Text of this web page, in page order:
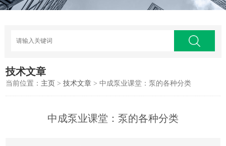
技术文章
当前位置： 主页 >技术文章 > 中成泵业课堂：泵的各种分类
中成泵业课堂：泵的各种分类